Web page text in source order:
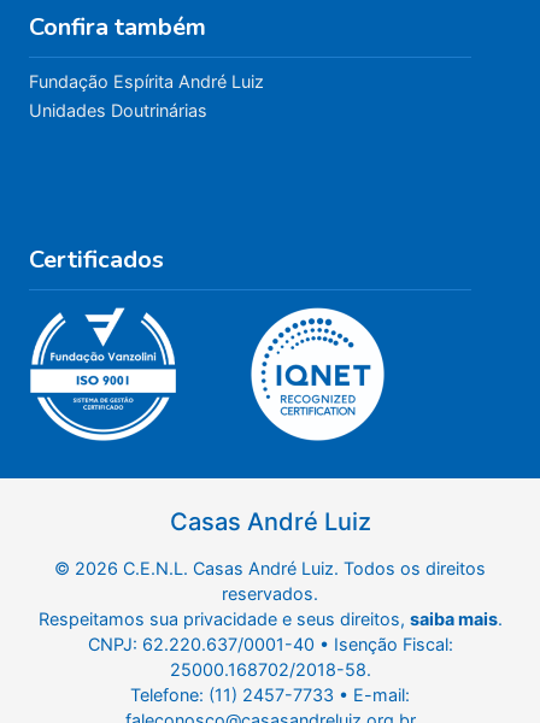
Confira também
Fundação Espírita André Luiz
Unidades Doutrinárias
Certificados
Casas André Luiz
© 2026 C.E.N.L. Casas André Luiz. Todos os direitos
reservados.
Respeitamos sua privacidade e seus direitos, saiba mais.
CNPJ: 62.220.637/0001-40 • Isenção Fiscal:
25000.168702/2018-58.
Telefone: (11) 2457-7733 • E-mail: